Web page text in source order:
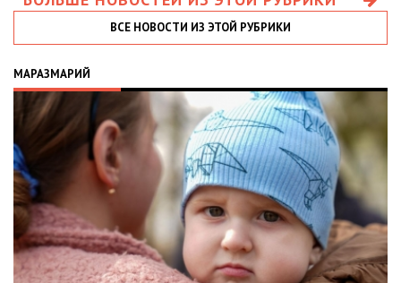
ВСЕ НОВОСТИ ИЗ ЭТОЙ РУБРИКИ
МАРАЗМАРИЙ